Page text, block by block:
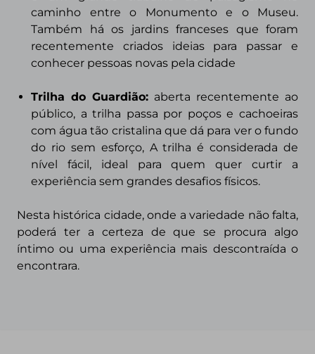
caminho entre o Monumento e o Museu.
Também há os jardins franceses que foram
recentemente criados ideias para passar e
conhecer pessoas novas pela cidade
Trilha do Guardião: aberta recentemente ao
público, a trilha passa por poços e cachoeiras
com água tão cristalina que dá para ver o fundo
do rio sem esforço, A trilha é considerada de
nível fácil, ideal para quem quer curtir a
experiência sem grandes desafios físicos.
Nesta histórica cidade, onde a variedade não falta,
poderá ter a certeza de que se procura algo
íntimo ou uma experiência mais descontraída o
encontrara.